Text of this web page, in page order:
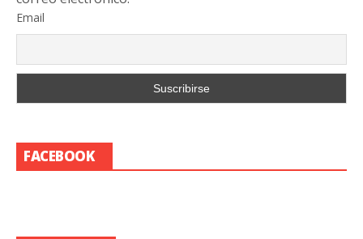
Email
FACEBOOK